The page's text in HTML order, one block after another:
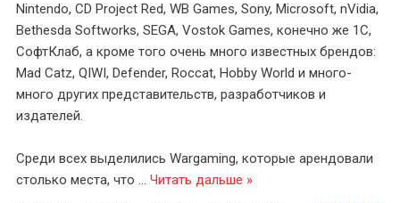
Nintendo, CD Project Red, WB Games, Sony, Microsoft, nVidia,
Bethesda Softworks, SEGA, Vostok Games, конечно же 1C,
СофтКлаб, а кроме того очень много известных брендов:
Mad Catz, QIWI, Defender, Roccat, Hobby World и много-
много других представительств, разработчиков и
издателей.
Среди всех выделились Wargaming, которые арендовали
столько места, что ... Читать дальше »